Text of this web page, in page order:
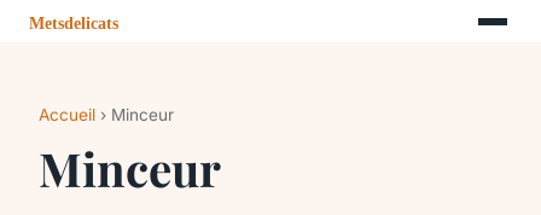
Accueil › Minceur
Minceur